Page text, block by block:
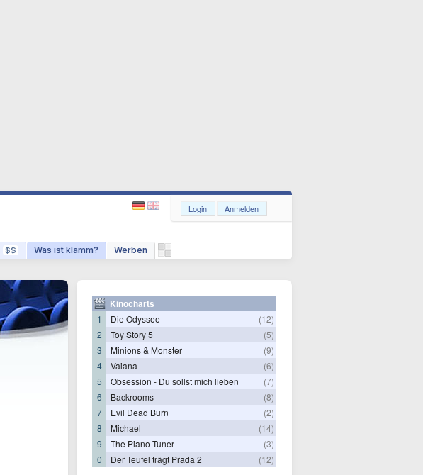
$$ Was ist klamm? Werben
Login Anmelden
Kinocharts
1 Die Odyssee
(12)
2
Toy Story 5
(5)
3
Minions & Monster
(9)
4
Vaiana
(6)
5
Obsession - Du sollst mich lieben
(7)
6
Backrooms
(8)
7
Evil Dead Burn
(2)
8
Michael
(14)
9
The Piano Tuner
(3)
0
Der Teufel trägt Prada 2 (12)